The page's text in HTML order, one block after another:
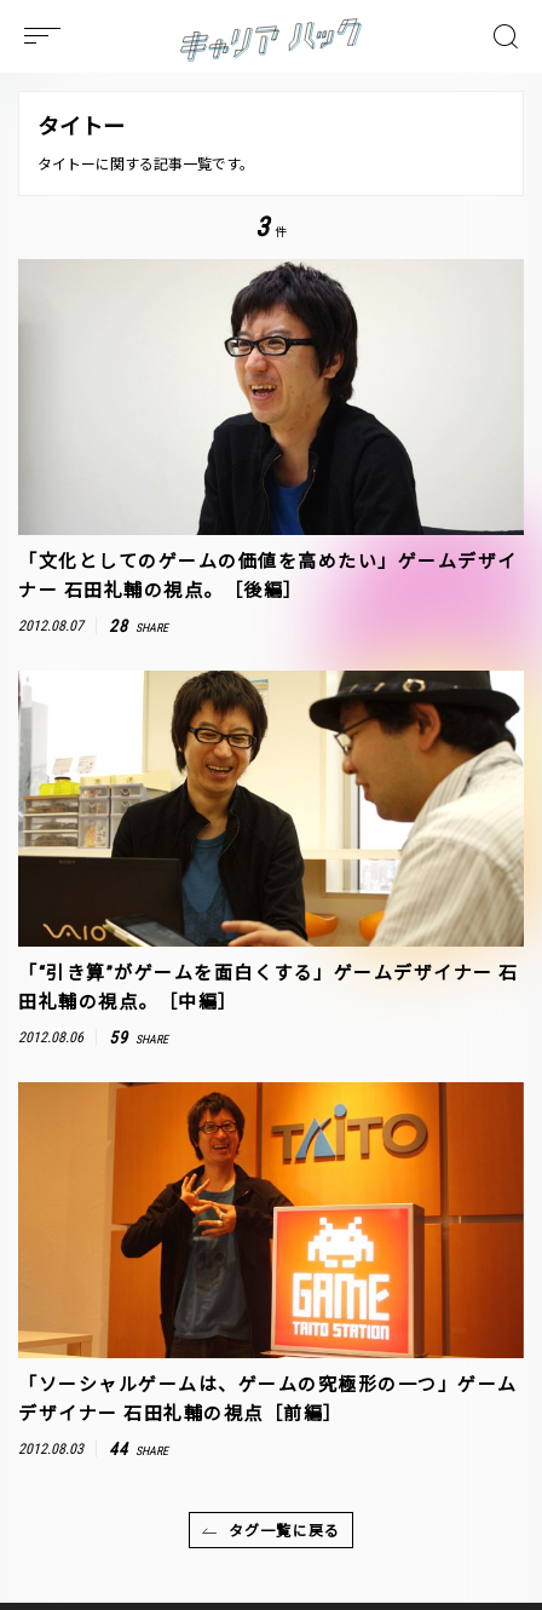
タイトー
タイトーに関する記事一覧です。
3 件
「文化としてのゲームの価値を高めたい」ゲームデザイ
ナー 石田礼輔の視点。［後編］
2012.08.07 28 SHARE
「“引き算”がゲームを面白くする」ゲームデザイナー 石
田礼輔の視点。［中編］
2012.08.06 59 SHARE
「ソーシャルゲームは、ゲームの究極形の一つ」ゲーム
デザイナー 石田礼輔の視点［前編］
2012.08.03 44 SHARE
タグ一覧に戻る